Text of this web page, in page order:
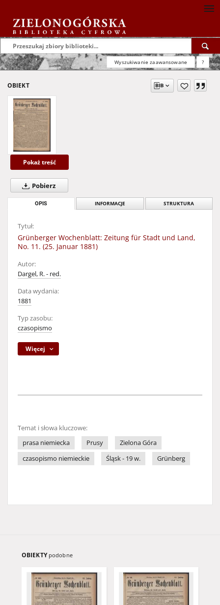
Wyszukiwanie zaawansowane ?
OBIEKT
Pokaż treść
Pobierz
OPIS INFORMACJE STRUKTURA
Tytuł:
Grünberger Wochenblatt: Zeitung für Stadt und Land,
No. 11. (25. Januar 1881)
Autor:
Dargel, R. - red.
Data wydania:
1881
Typ zasobu:
czasopismo
Więcej
Temat i słowa kluczowe:
prasa niemiecka
Prusy
Zielona Góra
czasopismo niemieckie
Śląsk - 19 w. Grünberg
OBIEKTY podobne